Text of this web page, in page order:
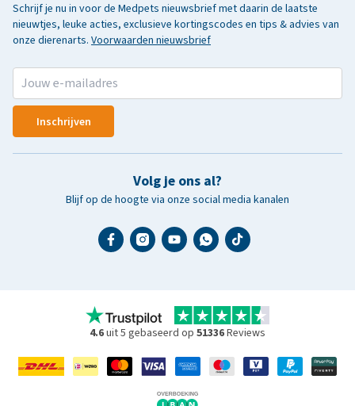
Schrijf je nu in voor de Medpets nieuwsbrief met daarin de laatste
nieuwtjes, leuke acties, exclusieve kortingscodes en tips & advies van
onze dierenarts. Voorwaarden nieuwsbrief
Inschrijven
Volg je ons al?
Blijf op de hoogte via onze social media kanalen
4.6uit 5 gebaseerd op 51336Reviews